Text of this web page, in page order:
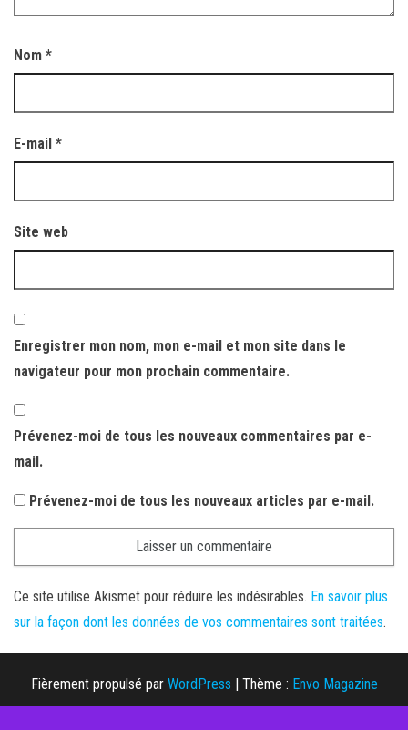
Nom *
E-mail *
Site web
Enregistrer mon nom, mon e-mail et mon site dans le
navigateur pour mon prochain commentaire.
Prévenez-moi de tous les nouveaux commentaires par e-
mail.
Prévenez-moi de tous les nouveaux articles par e-mail.
Ce site utilise Akismet pour réduire les indésirables. En savoir plus
sur la façon dont les données de vos commentaires sont traitées.
Fièrement propulsé par WordPress | Thème : Envo Magazine